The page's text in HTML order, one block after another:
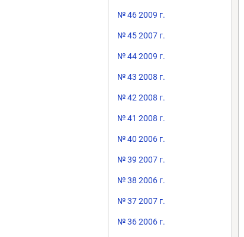
№ 46 2009 г.
№ 45 2007 г.
№ 44 2009 г.
№ 43 2008 г.
№ 42 2008 г.
№ 41 2008 г.
№ 40 2006 г.
№ 39 2007 г.
№ 38 2006 г.
№ 37 2007 г.
№ 36 2006 г.